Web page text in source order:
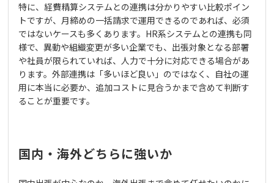
特に、経費精算システムとの連携は分かりやすい比較ポイン
トですが、月締めの一括請求で運用できるのであれば、必須
ではないケースも多くあります。HR系システムとの連携も同
様で、異動や組織変更が多い企業でも、出張対象となる部署
や社員が限られていれば、人力で十分に対応できる場合があ
ります。外部連携は「多いほど良い」のではなく、自社の運
用に本当に必要か、追加コストに見合うかまで含めて判断す
ることが重要です。
国内・海外どちらに強いか